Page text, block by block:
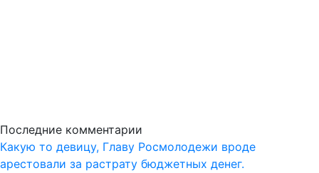
Последние комментарии
Какую то девицу, Главу Росмолодежи вроде
арестовали за растрату бюджетных денег.